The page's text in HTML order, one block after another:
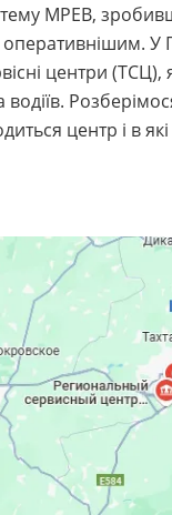
МРЕВ,
У
центри
центр і в